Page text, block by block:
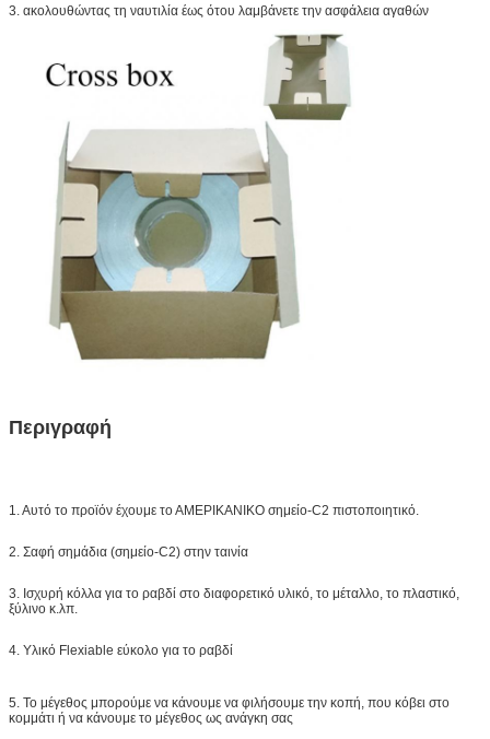
3. ακολουθώντας τη ναυτιλία έως ότου λαμβάνετε την ασφάλεια αγαθών
Περιγραφή
1. Αυτό το προϊόν έχουμε το ΑΜΕΡΙΚΑΝΙΚΟ σημείο-C2 πιστοποιητικό.
2. Σαφή σημάδια (σημείο-C2) στην ταινία
3. Ισχυρή κόλλα για το ραβδί στο διαφορετικό υλικό, το μέταλλο, το πλαστικό,
ξύλινο κ.λπ.
4. Υλικό Flexiable εύκολο για το ραβδί
5. Το μέγεθος μπορούμε να κάνουμε να φιλήσουμε την κοπή, που κόβει στο
κομμάτι ή να κάνουμε το μέγεθος ως ανάγκη σας